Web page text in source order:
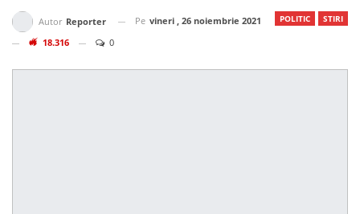
POLITIC STIRI
Autor Reporter Pe vineri , 26 noiembrie 2021
18.316
0